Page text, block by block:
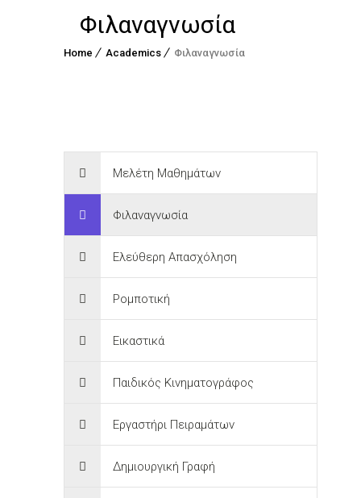
Φιλαναγνωσία
Home Academics Φιλαναγνωσία
Μελέτη Μαθημάτων
Φιλαναγνωσία
Ελεύθερη Απασχόληση
Ρομποτική
Εικαστικά
Παιδικός Κινηματογράφος
Εργαστήρι Πειραμάτων
Δημιουργική Γραφή